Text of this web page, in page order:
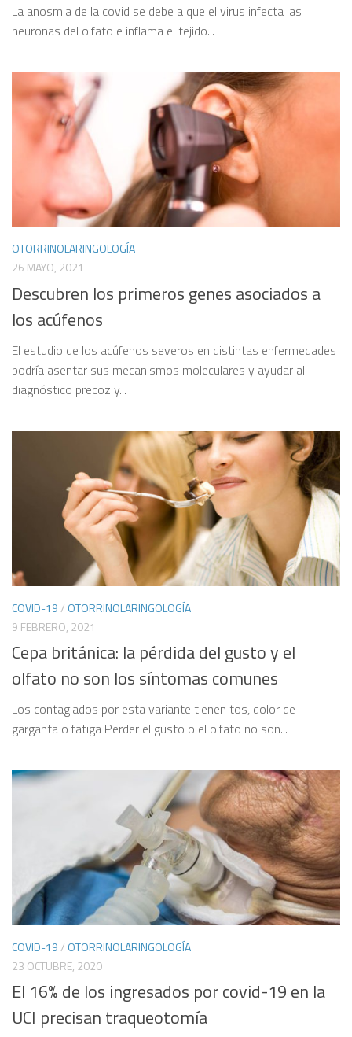
La anosmia de la covid se debe a que el virus infecta las
neuronas del olfato e inflama el tejido...
OTORRINOLARINGOLOGÍA
26 MAYO, 2021
Descubren los primeros genes asociados a
los acúfenos
El estudio de los acúfenos severos en distintas enfermedades
podría asentar sus mecanismos moleculares y ayudar al
diagnóstico precoz y...
COVID-19/ OTORRINOLARINGOLOGÍA
9 FEBRERO, 2021
Cepa británica: la pérdida del gusto y el
olfato no son los síntomas comunes
Los contagiados por esta variante tienen tos, dolor de
garganta o fatiga Perder el gusto o el olfato no son...
COVID-19/ OTORRINOLARINGOLOGÍA
23 OCTUBRE, 2020
El 16% de los ingresados por covid-19 en la
UCI precisan traqueotomía